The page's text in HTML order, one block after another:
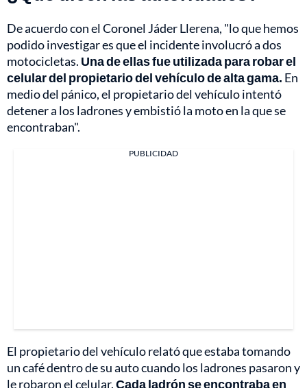
De acuerdo con el Coronel Jáder Llerena, "lo que hemos
podido investigar es que el incidente involucró a dos
motocicletas. Una de ellas fue utilizada para robar el
celular del propietario del vehículo de alta gama. En
medio del pánico, el propietario del vehículo intentó
detener a los ladrones y embistió la moto en la que se
encontraban".
PUBLICIDAD
El propietario del vehículo relató que estaba tomando
un café dentro de su auto cuando los ladrones pasaron y
le robaron el celular.Cada ladrón se encontraba en